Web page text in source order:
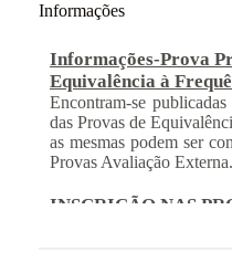
Informações
Encontram-se publicadas
as mesmas podem ser
Provas Avaliação Externa.
INSCRIÇÃO NAS
NAS PROVAS DE
FREQUÊNCIA
Nacional de Exames,